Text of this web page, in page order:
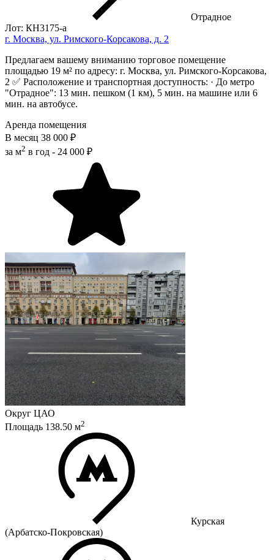
Отрадное
Лот: КН3175-a
г. Москва, ул. Римского-Корсакова, д. 2
Предлагаем вашему вниманию торговое помещение
площадью 19 м² по адресу: г. Москва, ул. Римского-Корсакова,
2 ✅ Расположение и транспортная доступность: · До метро
"Отрадное": 13 мин. пешком (1 км), 5 мин. на машине или 6
мин. на автобусе.
Аренда помещения
В месяц 38 000 ₽
за м2 в год - 24 000 ₽
Округ ЦАО
Площадь 138.50 м2
Курская
(Арбатско-Покровская)